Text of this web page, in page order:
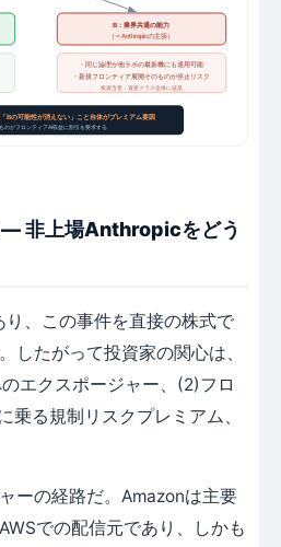
B：業界共通の能力
（＝Anthropicの主張）
・同じ論理が他ラボの最新機にも適用可能
・新規フロンティア展開そのものが停止リスク
投資含意：資産クラス全体に波及
Bの可能性が消えない」こと自体がプレミアム要因
のがフロンティアAI収益に割引を要求する
― 非上場Anthropicをどう
、この事件を直接の株式で
したがって投資家の関心は、
エクスポージャー、(2)フロ
乗る規制リスクプレミアム、
ーの経路だ。Amazonは主要
での配信元であり、しかも